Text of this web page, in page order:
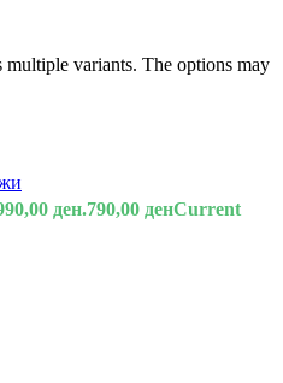
multiple variants. The options may
ден.790,00 денCurrent